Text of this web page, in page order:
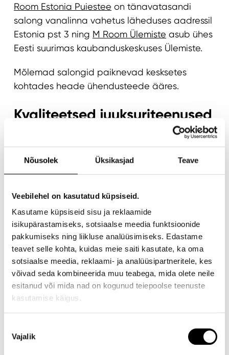
Nõusolek Üksikasjad Teave
Veebilehel on kasutatud küpsiseid.
Kasutame küpsiseid sisu ja reklaamide
isikupärastamiseks, sotsiaalse meedia funktsioonide
pakkumiseks ning liikluse analüüsimiseks. Edastame
teavet selle kohta, kuidas meie saiti kasutate, ka oma
sotsiaalse meedia, reklaami- ja analüüsipartneritele, kes
võivad seda kombineerida muu teabega, mida olete neile
esitanud või mida nad on kogunud teiepoolse teenuste
kasutamise käigus.
valik
Vajalik
Room Estonia Puiestee on tänavatasandi
salong vanalinna vahetus läheduses aadressil
Estonia pst 3 ning M Room Ülemiste asub ühes
Eesti suurimas kaubanduskeskuses Ülemiste.
Mõlemad salongid paiknevad kesksetes
kohtades heade ühendusteede ääres.
Kvaliteetsed juuksuriteenused
ilma ette registreerimata
M Room pakub Tallinnas mitmekülgseid
juuksuriteenuseid, alati ilma ette
sobib, ilma eelneva planeerimiseta. Valikus on
M Cut juukselõikused, M Beard
habemeteenused ja M Extra lisateenused,
millega muudad oma külastuse just
omanäoliseks. Külastust saad täiendada
näiteks peanahale ja näole suunatud
hooldavate lisateenustega, mis muudavad
hetke veelgi lõõgastavamaks.
meie professionaalsed juuksurid aitavad leida